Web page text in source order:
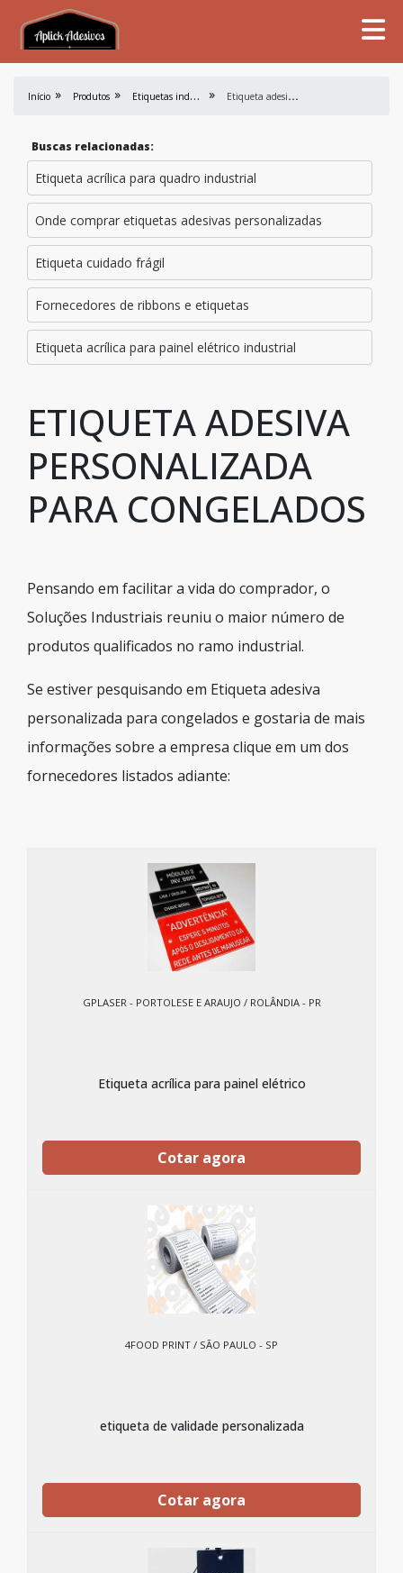
Início Produtos E
tiquetas industriais E
tiqueta adesiva personalizada para congelados
Buscas relacionadas:
Etiqueta acrílica para quadro industrial
Onde comprar etiquetas adesivas personalizadas
Etiqueta cuidado frágil
Fornecedores de ribbons e etiquetas
Etiqueta acrílica para painel elétrico industrial
ETIQUETA ADESIVA
PERSONALIZADA
PARA CONGELADOS
Pensando em facilitar a vida do comprador, o
Soluções Industriais reuniu o maior número de
produtos qualificados no ramo industrial.
Se estiver pesquisando em Etiqueta adesiva
personalizada para congelados e gostaria de mais
informações sobre a empresa clique em um dos
fornecedores listados adiante:
GPLASER - PORTOLESE E ARAUJO / ROLÂNDIA - PR
Etiqueta acrílica para painel elétrico
Cotar agora
4FOOD PRINT / SÃO PAULO - SP
etiqueta de validade personalizada
Cotar agora